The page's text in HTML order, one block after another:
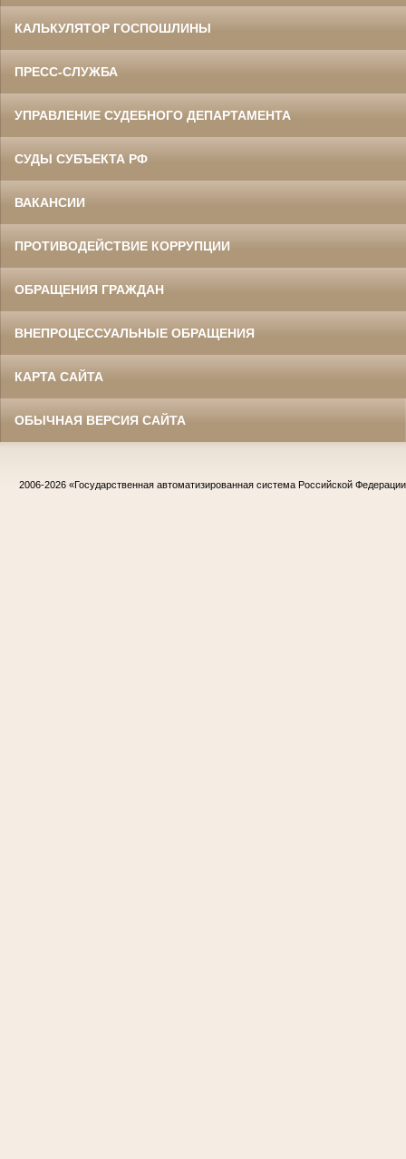
КАЛЬКУЛЯТОР ГОСПОШЛИНЫ
ПРЕСС-СЛУЖБА
УПРАВЛЕНИЕ СУДЕБНОГО ДЕПАРТАМЕНТА
СУДЫ СУБЪЕКТА РФ
ВАКАНСИИ
ПРОТИВОДЕЙСТВИЕ КОРРУПЦИИ
ОБРАЩЕНИЯ ГРАЖДАН
ВНЕПРОЦЕССУАЛЬНЫЕ ОБРАЩЕНИЯ
КАРТА САЙТА
ОБЫЧНАЯ ВЕРСИЯ САЙТА
2006-2026 «Государственная автоматизированная система Российской